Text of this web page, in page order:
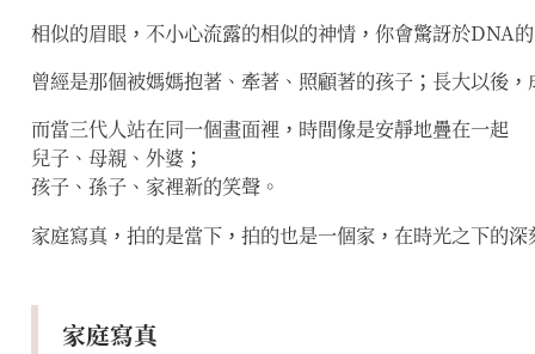
相似的眉眼，不小心流露的相似的神情，你會驚訝於DNA
曾經是那個被媽媽抱著、牽著、照顧著的孩子；長大以後
而當三代人站在同一個畫面裡，時間像是安靜地疊在一起
兒子、母親、外婆；
孩子、孫子、家裡新的笑聲。
家庭寫真，拍的是當下，拍的也是一個家，在時光之下的
家庭寫真